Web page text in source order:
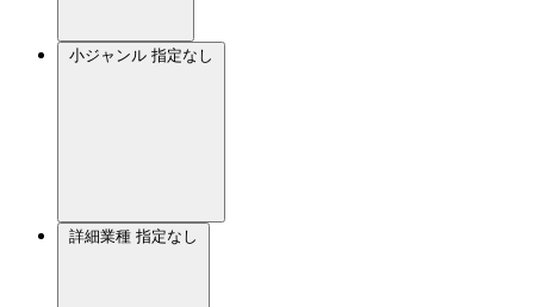
小ジャンル 指定なし
詳細業種 指定なし